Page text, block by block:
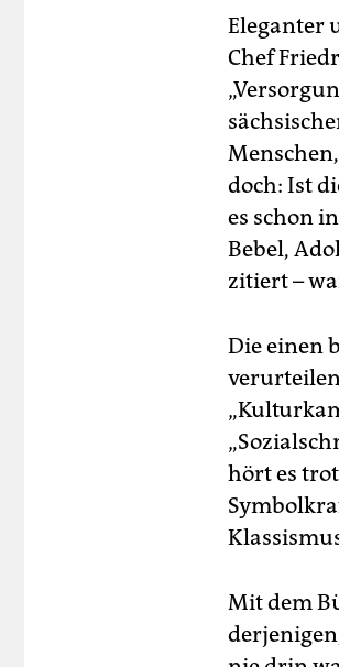
Eleganter
Chef
doch: Ist
es schon
Bebel,
zitiert –
Die einen
hört es
Mit dem